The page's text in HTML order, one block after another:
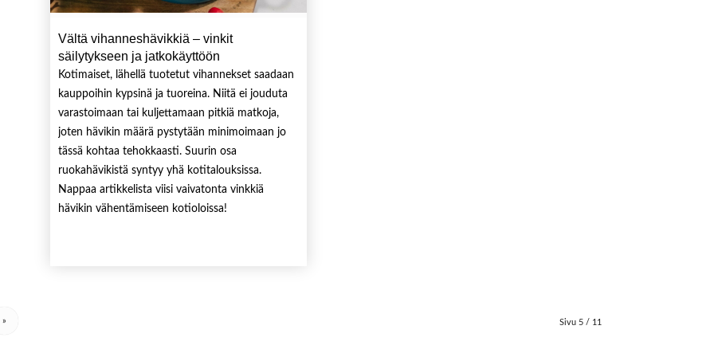
Vältä vihanneshävikkiä – vinkit
säilytykseen ja jatkokäyttöön
Kotimaiset, lähellä tuotetut vihannekset saadaan
kauppoihin kypsinä ja tuoreina. Niitä ei jouduta
varastoimaan tai kuljettamaan pitkiä matkoja,
joten hävikin määrä pystytään minimoimaan jo
tässä kohtaa tehokkaasti. Suurin osa
ruokahävikistä syntyy yhä kotitalouksissa.
Nappaa artikkelista viisi vaivatonta vinkkiä
hävikin vähentämiseen kotioloissa!
Sivu 5 / 11
»